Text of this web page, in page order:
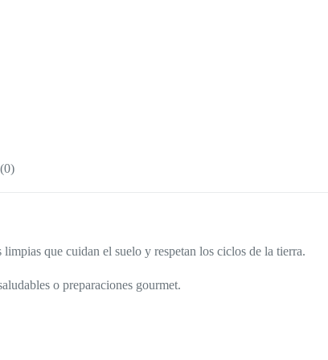
que cuidan el suelo y respetan los ciclos de la tierra.
o preparaciones gourmet.